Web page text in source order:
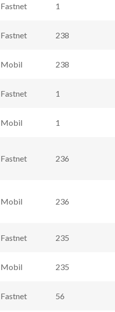
Fastnet 1
Fastnet 238
Mobil 238
Fastnet 1
Mobil 1
Fastnet 236
Mobil 236
Fastnet 235
Mobil 235
Fastnet 56